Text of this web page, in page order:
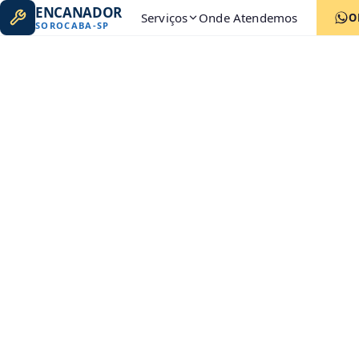
ENCANADOR
SOROCABA-SP Serviços Onde Atendemos